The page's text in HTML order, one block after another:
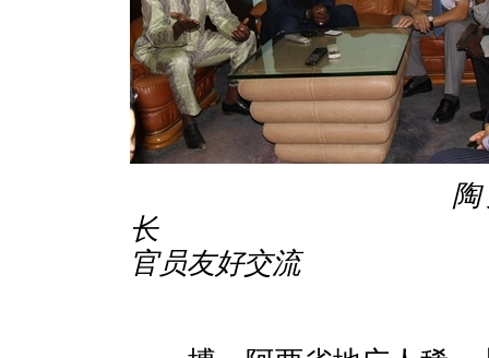
长 陶卫光
官员友好交流